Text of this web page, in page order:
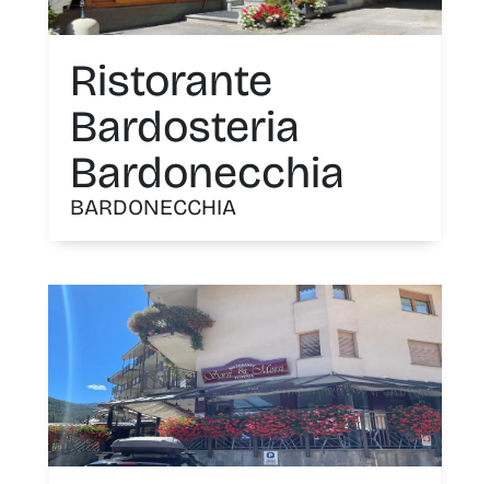
Ristorante
Bardosteria
Bardonecchia
BARDONECCHIA